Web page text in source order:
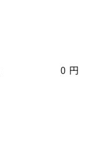
0 円